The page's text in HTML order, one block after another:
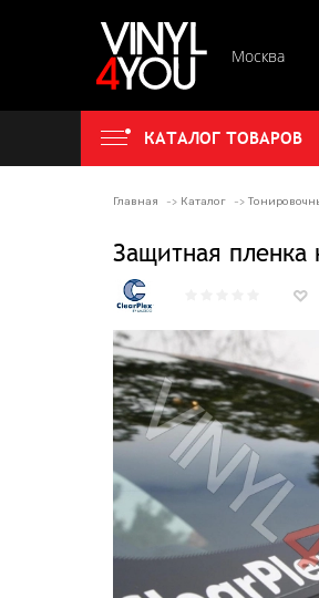
Москва
КАТАЛОГ ТОВАРОВ
Главная Каталог
Защитная пленка